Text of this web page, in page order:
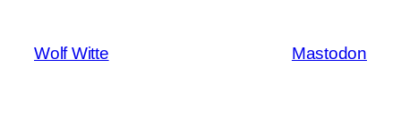
springen
Wolf Witte Mastodon